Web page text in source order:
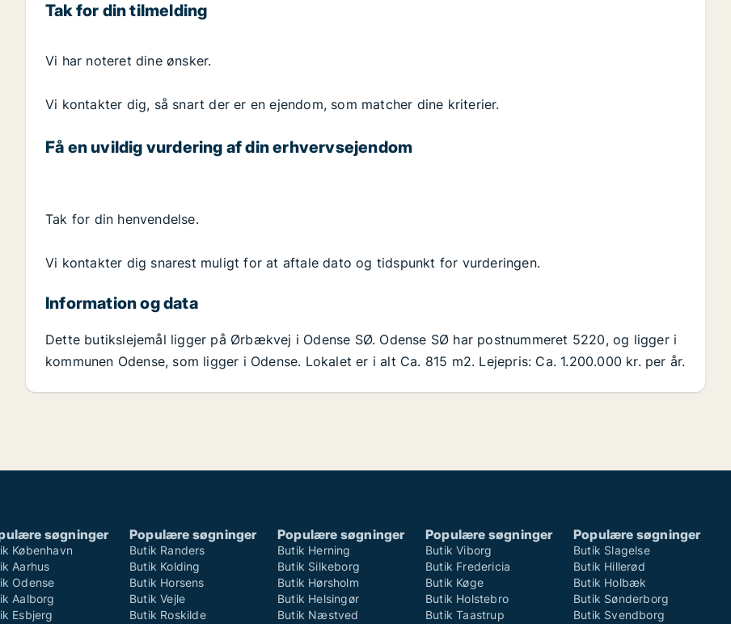
Tak for din tilmelding
Vi har noteret dine ønsker.
Vi kontakter dig, så snart der er en ejendom, som matcher dine kriterier.
Få en uvildig vurdering af din erhvervsejendom
Tak for din henvendelse.
Vi kontakter dig snarest muligt for at aftale dato og tidspunkt for vurderingen.
Information og data
Dette butikslejemål ligger på Ørbækvej i Odense SØ. Odense SØ har postnummeret 5220, og ligger i
kommunen Odense, som ligger i Odense. Lokalet er i alt Ca. 815 m2. Lejepris: Ca. 1.200.000 kr. per år.
søgninger
København
Aarhus
Odense
Aalborg
Esbjerg
Populære søgninger
Butik Randers
Butik Kolding
Butik Horsens
Butik Vejle
Butik Roskilde
Populære søgninger
Butik Herning
Butik Silkeborg
Butik Hørsholm
Butik Helsingør
Butik Næstved
Populære søgninger
Butik Viborg
Butik Fredericia
Butik Køge
Butik Holstebro
Butik Taastrup
Populære søgninger
Butik Slagelse
Butik Hillerød
Butik Holbæk
Butik Sønderborg
Butik Svendborg